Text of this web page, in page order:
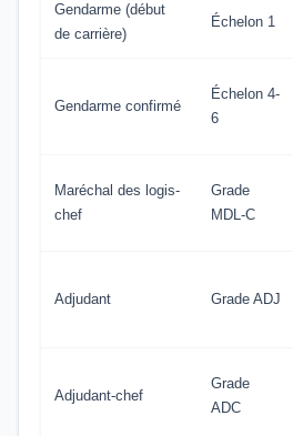
Gendarme (début
de carrière)
Échelon 1
Gendarme confirmé
Échelon 4-
6
Maréchal des logis-
chef
Grade
MDL-C
Adjudant Grade ADJ
Adjudant-chef
Grade
ADC